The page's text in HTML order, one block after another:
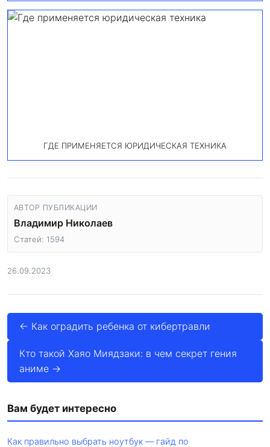
ГДЕ ПРИМЕНЯЕТСЯ ЮРИДИЧЕСКАЯ ТЕХНИКА
АВТОР ПУБЛИКАЦИИ
Владимир Николаев
Статей: 1594
26.09.2023
← Как оградить ребенка от кибертравли
Кто такой Хаяо Миядзаки: в чем секрет гения
аниме →
Вам будет интересно
Как правильно выбрать ноутбук — гайд по